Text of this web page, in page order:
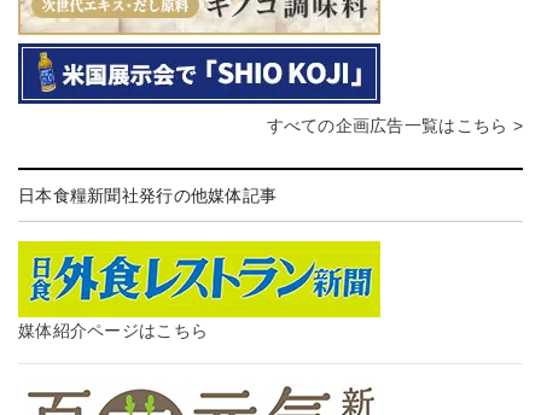
すべての企画広告一覧はこちら >
日本食糧新聞社発行の他媒体記事
媒体紹介ページはこちら